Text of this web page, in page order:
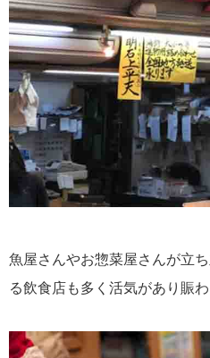
魚屋さんやお惣菜屋さんが立
る飲食店も多く活気があり賑わ